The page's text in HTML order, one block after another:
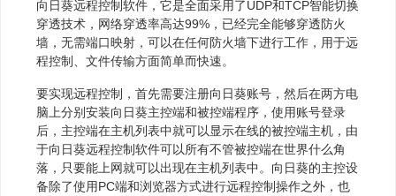
向日葵远程控制软件，它是全面采用了UDP和TCP智能切换
穿透技术，网络穿透率高达99%，已经完全能够穿透防火
墙，无需端口映射，可以在任何防火墙下进行工作，用于远
程控制、文件传输方面简单而快速。
要实现远程控制，首先需要注册向日葵账号，然后在两方电
脑上分别安装向日葵主控端和被控端程序，使用账号登录
后，主控端在主机列表中就可以显示在线的被控端主机，由
于向日葵远程控制软件可以所有不管被控端在世界什么角
落，只要能上网就可以出现在主机列表中。向日葵的主控设
备除了使用PC端和浏览器方式进行远程控制操作之外，也